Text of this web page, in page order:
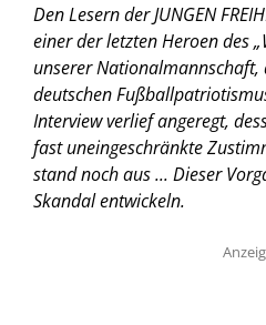
Den Lesern der JUNGEN
einer der letzten Heroen des
unserer Nationalmannschaft,
deutschen
Interview verlief angeregt,
fast uneingeschränkte
stand noch aus ... Dieser
Skandal entwickeln.